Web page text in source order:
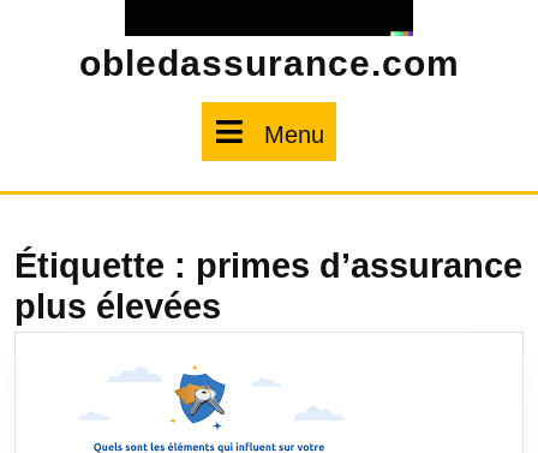
obledassurance.com
Menu
Étiquette : primes d’assurance
plus élevées